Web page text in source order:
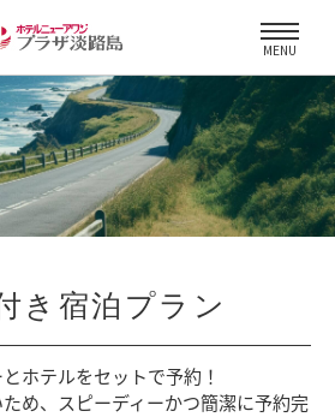
MENU
き宿泊プラン
ホテルをセットで予約！
め、
スピーディーかつ簡潔に予約完